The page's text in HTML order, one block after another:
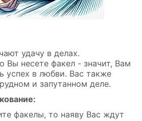
удачу в делах.
Вы несете факел - значит, Вам
успех в любви. Вас также
и запутанном деле.
факелы, то наяву Вас ждут